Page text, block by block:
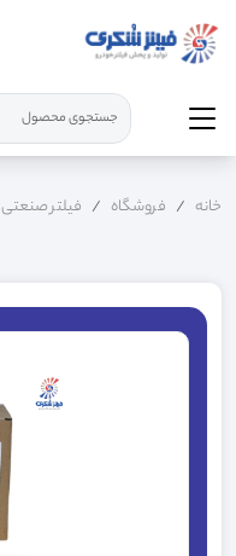
خانه فروشگاه فیلتر صنعتی